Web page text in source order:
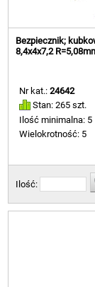
Bezpiecznik;
8,4x4x7,2
Nr kat.:24642
Stan: 265 szt.
Ilość minimalna: 5
Wielokrotność: 5
Ilość: